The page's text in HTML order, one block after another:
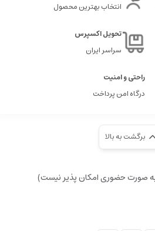
انتخاب بهترین محصول
تحویل اکسپرس
سراسر ایران
راحتی و امنیت
درگاه امن پرداخت
برگشت به بالا